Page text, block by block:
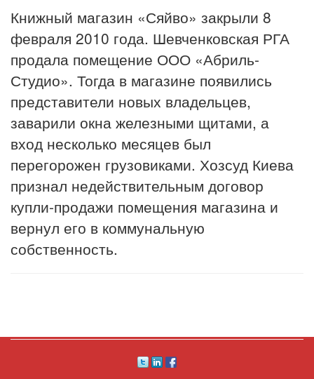
Книжный магазин «Сяйво» закрыли 8
февраля 2010 года. Шевченковская РГА
продала помещение ООО «Абриль-
Студио». Тогда в магазине появились
представители новых владельцев,
заварили окна железными щитами, а
вход несколько месяцев был
перегорожен грузовиками. Хозсуд Киева
признал недействительным договор
купли-продажи помещения магазина и
вернул его в коммунальную
собственность.